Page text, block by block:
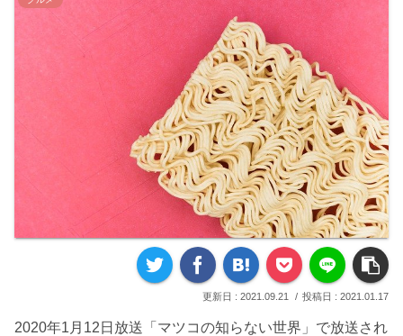
2021.09.21 2021.01.17
2020年1月12日放送「マツコの知らない世界」で放送され